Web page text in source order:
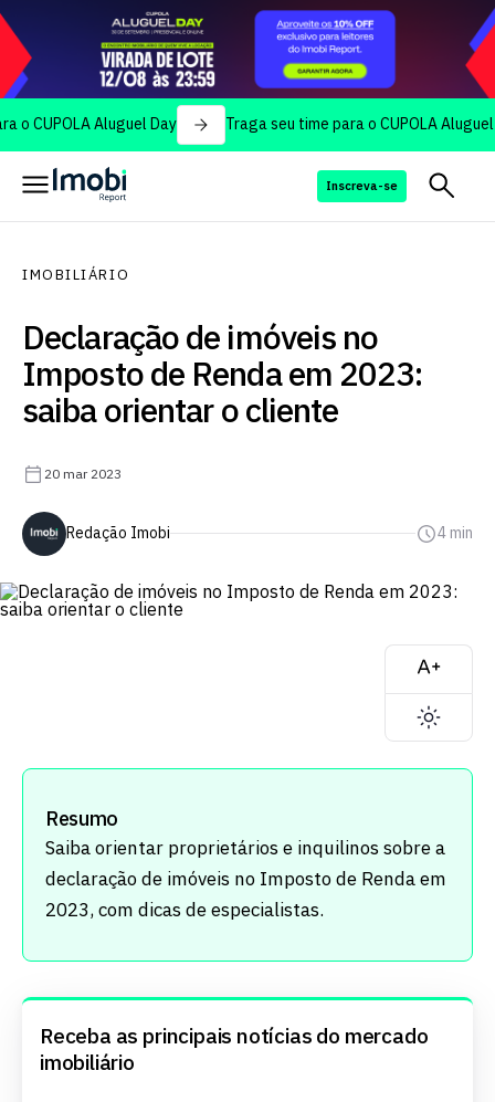
Aluguel Day Traga seu time para o CUPOLA Aluguel Day
Inscreva-se
IMOBILIÁRIO
Declaração de imóveis no
Imposto de Renda em 2023:
saiba orientar o cliente
20 mar 2023
Redação Imobi 4 min
Resumo
Saiba orientar proprietários e inquilinos sobre a
declaração de imóveis no Imposto de Renda em
2023, com dicas de especialistas.
Receba as principais notícias do mercado
imobiliário